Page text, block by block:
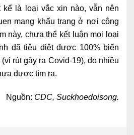
kể là loại vắc xin nào, vẫn nên
mang khẩu trang ở nơi công
này, chưa thể kết luận mọi loại
đã tiêu diệt được 100% biến
rút gây ra Covid-19), do nhiều
được tìm ra.
Nguồn: CDC, Suckhoedoisong.